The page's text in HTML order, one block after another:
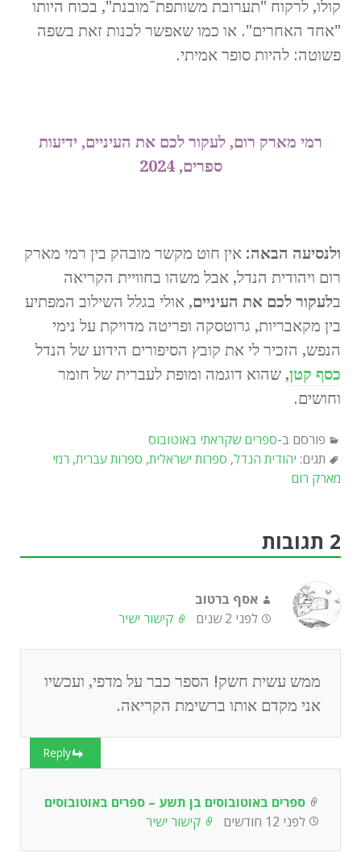
קולו, לרקוח "תערובת משותפת־מובנת", בכוח היותו
"אחד האחרים". או כמו שאפשר לכנות זאת בשפה
פשוטה: להיות סופר אמיתי.
רמי מארק רום, לעקור לכם את העיניים, ידיעות
ספרים, 2024
ולנסיעה הבאה: אין חוט מקשר מובהק בין רמי מארק
רום ויהודית הנדל, אבל משהו בחוויית הקריאה
בלעקור לכם את העיניים, אולי בגלל השילוב המפתיע
בין מקאבריות, גרוטסקה ופריטה מדויקת על נימי
הנפש, הזכיר לי את קובץ הסיפורים הידוע של הנדל
כסף קטן, שהוא דוגמה ומופת לעברית של חומר
וחושים.
פורסם ב-ספרים שקראתי באוטובוס
תגים: יהודית הנדל, ספרות ישראלית, ספרות עברית, רמי
מארק רום
2 תגובות
אסף ברטוב
לפני 2 שנים
קישור ישיר
ממש עשית חשק! הספר כבר על מדפי, ועכשיו
אני מקדם אותו ברשימת הקריאה.
Reply
ספרים באוטובוסים בן תשע – ספרים באוטובוסים
לפני 12 חודשים
קישור ישיר